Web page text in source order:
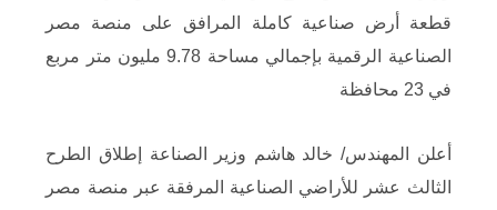
قطعة أرض صناعية كاملة المرافق على منصة مصر
الصناعية الرقمية بإجمالي مساحة 9.78 مليون متر مربع
في 23 محافظة
أعلن المهندس/ خالد هاشم وزير الصناعة إطلاق الطرح
الثالث عشر للأراضي الصناعية المرفقة عبر منصة مصر